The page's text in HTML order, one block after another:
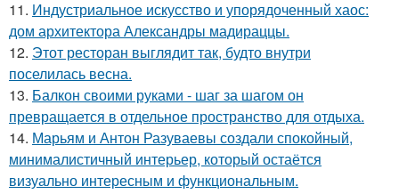
11. Индустриальное искусство и упорядоченный хаос:
дом архитектора Александры мадираццы.
12. Этот ресторан выглядит так, будто внутри
поселилась весна.
13. Балкон своими руками - шаг за шагом он
превращается в отдельное пространство для отдыха.
14. Марьям и Антон Разуваевы создали спокойный,
минималистичный интерьер, который остаётся
визуально интересным и функциональным.